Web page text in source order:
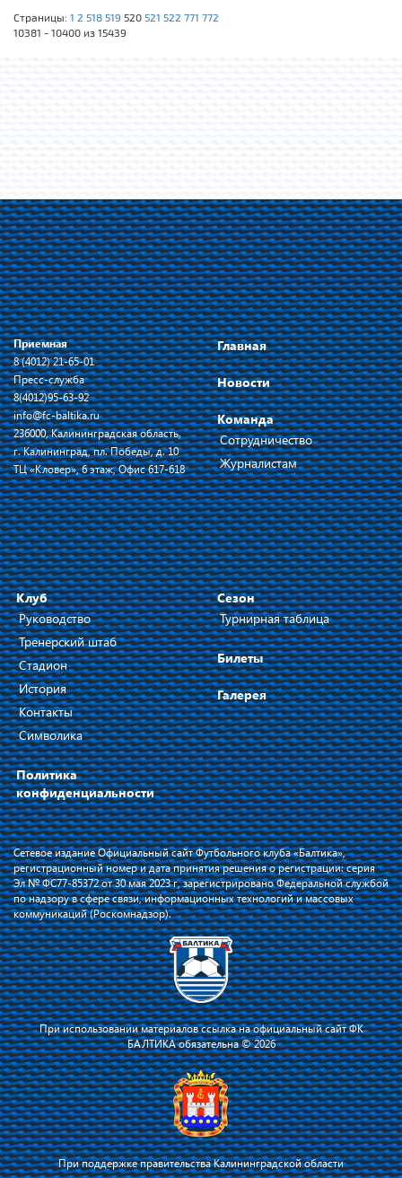
Страницы: 1 2 518 519 520 521 522 771 772
10381 - 10400 из 15439
Приемная
8 (4012) 21-65-01
Пресс-служба
8(4012)95-63-92
info@fc-baltika.ru
236000, Калининградская область,
г. Калининград, пл. Победы, д. 10
ТЦ «Кловер», 6 этаж, Офис 617-618
Главная
Новости
Команда
Сотрудничество
Журналистам
Клуб
Руководство
Тренерский штаб
Стадион
История
Контакты
Символика
Политика
конфиденциальности
Сезон
Турнирная таблица
Билеты
Галерея
Сетевое издание Официальный сайт Футбольного клуба «Балтика»,
регистрационный номер и дата принятия решения о регистрации: серия
Эл № ФС77-85372 от 30 мая 2023 г, зарегистрировано Федеральной службой
по надзору в сфере связи, информационных технологий и массовых
коммуникаций (Роскомнадзор).
При использовании материалов ссылка на официальный сайт ФК
БАЛТИКА обязательна © 2026
При поддержке правительства Калининградской области